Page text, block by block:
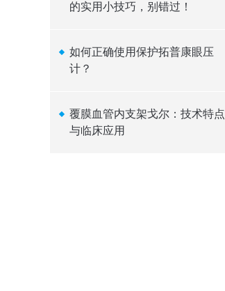
的实用小技巧，别错过！
如何正确使用保护拓普康眼压
计？
覆膜血管内支架戈尔：技术特点
与临床应用